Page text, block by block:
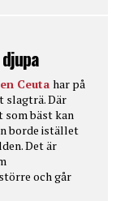
Ceuta har på
slagträ. Där
som bäst kan
borde istället
Det är
och går